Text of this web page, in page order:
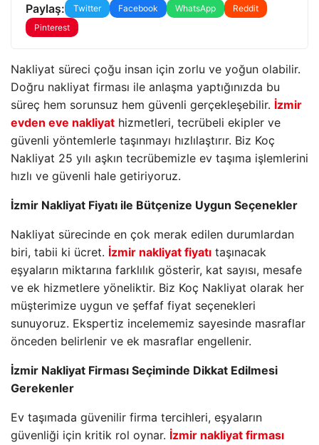
Paylaş: Twitter Facebook WhatsApp
Reddit
Pinterest
Nakliyat süreci çoğu insan için zorlu ve yoğun olabilir.
Doğru nakliyat firması ile anlaşma yaptığınızda bu
süreç hem sorunsuz hem güvenli gerçekleşebilir. İzmir
evden eve nakliyat hizmetleri, tecrübeli ekipler ve
güvenli yöntemlerle taşınmayı hızlılaştırır. Biz Koç
Nakliyat 25 yılı aşkın tecrübemizle ev taşıma işlemlerini
hızlı ve güvenli hale getiriyoruz.
İzmir Nakliyat Fiyatı ile Bütçenize Uygun Seçenekler
Nakliyat sürecinde en çok merak edilen durumlardan
biri, tabii ki ücret. İzmir nakliyat fiyatı taşınacak
eşyaların miktarına farklılık gösterir, kat sayısı, mesafe
ve ek hizmetlere yöneliktir. Biz Koç Nakliyat olarak her
müşterimize uygun ve şeffaf fiyat seçenekleri
sunuyoruz. Ekspertiz incelememiz sayesinde masraflar
önceden belirlenir ve ek masraflar engellenir.
İzmir Nakliyat Firması Seçiminde Dikkat Edilmesi
Gerekenler
Ev taşımada güvenilir firma tercihleri, eşyaların
güvenliği için kritik rol oynar. İzmir nakliyat firması